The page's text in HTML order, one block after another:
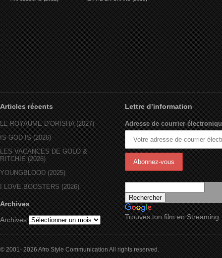
Articles récents
LE ROYAUME D’ORÏSHA (2027)
IS GOD IS (2026)
LES VACANCES DE GOLO &
RITCHIE (2026)
YOUNGBLOOD (2025)
I LOVE BOOSTERS (2026)
Archives
Archives
Lettre d’information
Adresse de courrier
Trouves ton film en Streaming
© 2001- 2026 Afro Style Communication All rights reserved.